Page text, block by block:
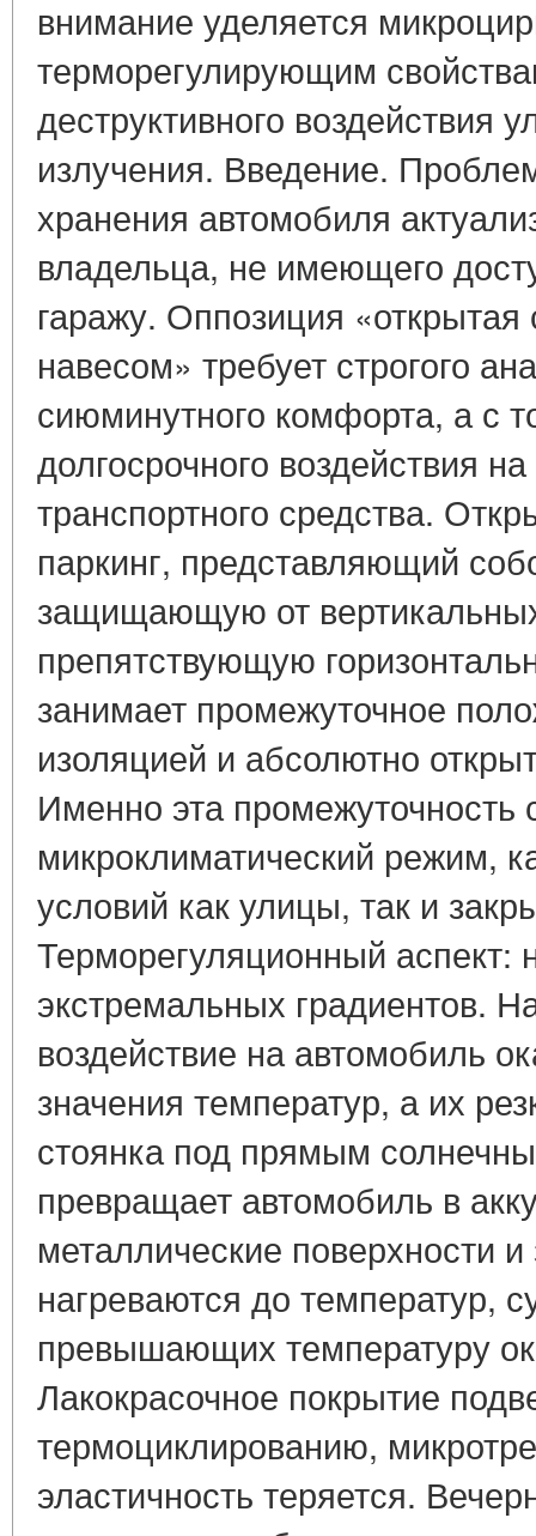
внимание уделяется
терморегулирующим
деструктивного воздействия
излучения. Введение.
хранения автомобиля
владельца, не имеющего
гаражу. Оппозиция «открытая
навесом» требует строгого
сиюминутного комфорта, а с
долгосрочного воздействия
транспортного средства.
паркинг, представляющий
защищающую от
препятствующую
занимает промежуточное
изоляцией и абсолютно
Именно эта промежуточность
микроклиматический режим,
условий как улицы, так и
Терморегуляционный аспект:
экстремальных градиентов.
воздействие на автомобиль
значения температур, а их
стоянка под прямым
превращает автомобиль в
металлические поверхности
нагреваются до температур,
превышающих температуру
Лакокрасочное покрытие
термоциклированию,
эластичность теряется.